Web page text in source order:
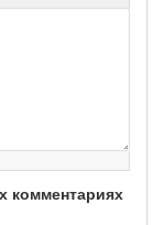
комментариях